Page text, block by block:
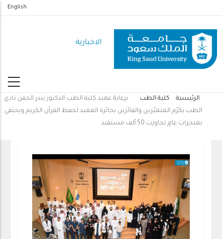
المحتوى
الرئيسي
English
الاخبارية
مسار
التنقل
الرئيسية كلية الطب
برعاية عميد كلية الطب الدكتور بندر الجفن نادي
الطب يكرّم المتميّزين والفائزين بجائزة العميد لحفظ القرآن الكريم ويحتفي
بمنجزات عامٍ تجاوزت 50 ألف مستفيد